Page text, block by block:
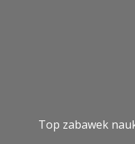
Top zabawek